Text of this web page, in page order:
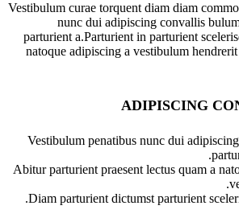
Vestibulum curae torquent diam diam
nunc dui adipiscing convallis
parturient a.Parturient in parturient
natoque adipiscing a vestibulum
ADIPISCING
Vestibulum penatibus nunc dui
Abitur parturient praesent lectus quam a
Diam parturient dictumst parturient